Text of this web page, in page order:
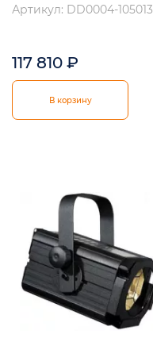
Артикул: DD0004-105013
117 810 ₽
В корзину